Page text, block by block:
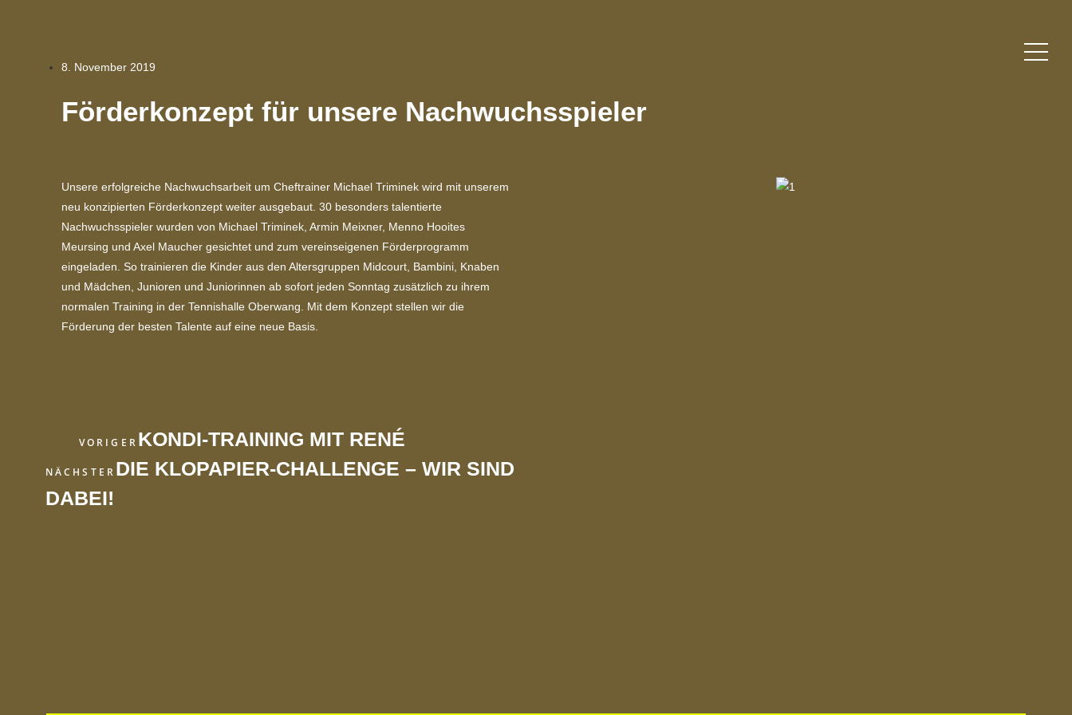
8. November 2019
Förderkonzept für unsere Nachwuchsspieler
Unsere erfolgreiche Nachwuchsarbeit um Cheftrainer Michael Triminek wird mit unserem
neu konzipierten Förderkonzept weiter ausgebaut. 30 besonders talentierte
Nachwuchsspieler wurden von Michael Triminek, Armin Meixner, Menno Hooites
Meursing und Axel Maucher gesichtet und zum vereinseigenen Förderprogramm
eingeladen. So trainieren die Kinder aus den Altersgruppen Midcourt, Bambini, Knaben
und Mädchen, Junioren und Juniorinnen ab sofort jeden Sonntag zusätzlich zu ihrem
normalen Training in der Tennishalle Oberwang. Mit dem Konzept stellen wir die
Förderung der besten Talente auf eine neue Basis.
VORIGER KONDI-TRAINING MIT RENÉ
NÄCHSTER DIE KLOPAPIER-CHALLENGE – WIR SIND
DABEI!